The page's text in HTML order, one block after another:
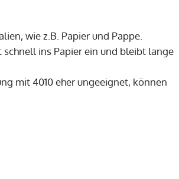
wie z.B. Papier und Pappe.
ins Papier ein und bleibt lange
mit 4010 eher ungeeignet, können